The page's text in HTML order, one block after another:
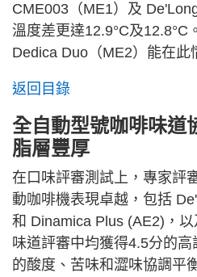
CME003（ME1）及
溫度差更達12.9°C及12.8°C
Dedica Duo（ME2）能在此
返回目錄
全自動型號咖啡味道
脂層豐厚
在口味評審測試上，專家評
動咖啡機表現卓越，包括
和 Dinamica Plus (AE2)，
味道評審中均獲得4.5分的
的酸度、苦味和澀味協調平